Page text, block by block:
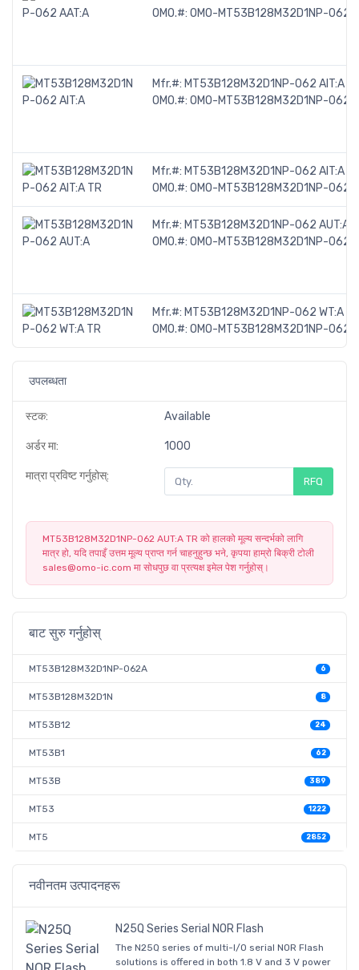
OMO.#: OMO-MT53B128M32D1NP-062-
Mfr.#: MT53B128M32D1NP-062 AIT:A
OMO.#: OMO-MT53B128M32D1NP-062-
Mfr.#: MT53B128M32D1NP-062 AIT:A
OMO.#: OMO-MT53B128M32D1NP-062-
Mfr.#: MT53B128M32D1NP-062 AUT:A
OMO.#: OMO-MT53B128M32D1NP-062-
Mfr.#: MT53B128M32D1NP-062 WT:A
OMO.#: OMO-MT53B128M32D1NP-062-
उपलब्धता
स्टक: Available
अर्डर मा: 1000
मात्रा प्रविष्ट गर्नुहोस्: RFQ
MT53B128M32D1NP-062 AUT:A TR को हालको मूल्य सन्दर्भको लागि
मात्र हो, यदि तपाइँ उत्तम मूल्य प्राप्त गर्न चाहनुहुन्छ भने, कृपया हाम्रो बिक्री टोली
sales@omo-ic.com मा सोधपुछ वा प्रत्यक्ष इमेल पेश गर्नुहोस्।
बाट सुरु गर्नुहोस्
MT53B128M32D1NP-062A 6
MT53B128M32D1N 8
MT53B12 24
MT53B1 62
MT53B 389
MT53 1222
MT5 2852
नवीनतम उत्पादनहरू
N25Q Series Serial NOR Flash
The N25Q series of multi-I/O serial NOR Flash
solutions is offered in both 1.8 V and 3 V power